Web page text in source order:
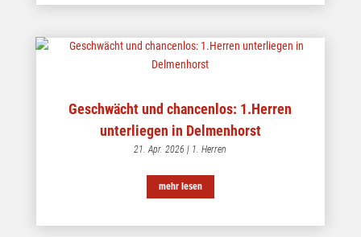
Geschwächt und chancenlos: 1.Herren
unterliegen in Delmenhorst
21. Apr. 2026 | 1. Herren
mehr lesen